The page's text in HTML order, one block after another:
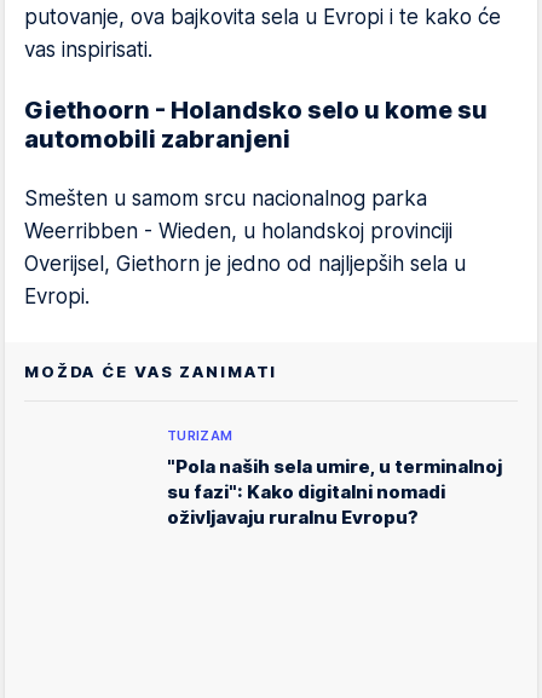
putovanje, ova bajkovita sela u Evropi i te kako će
vas inspirisati.
Giethoorn - Holandsko selo u kome su
automobili zabranjeni
Smešten u samom srcu nacionalnog parka
Weerribben - Wieden, u holandskoj provinciji
Overijsel, Giethorn je jedno od najljepših sela u
Evropi.
MOŽDA ĆE VAS ZANIMATI
TURIZAM
"Pola naših sela umire, u terminalnoj
su fazi": Kako digitalni nomadi
oživljavaju ruralnu Evropu?